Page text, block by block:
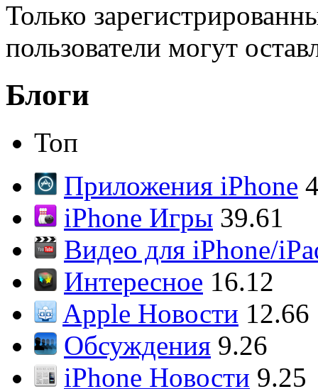
Только
пользователи могут
Блоги
Топ
Приложения iPhone
iPhone Игры 39.61
Видео для iPhone/
Интересное 16.12
Apple Новости 12.66
Обсуждения 9.26
iPhone Новости 9.25